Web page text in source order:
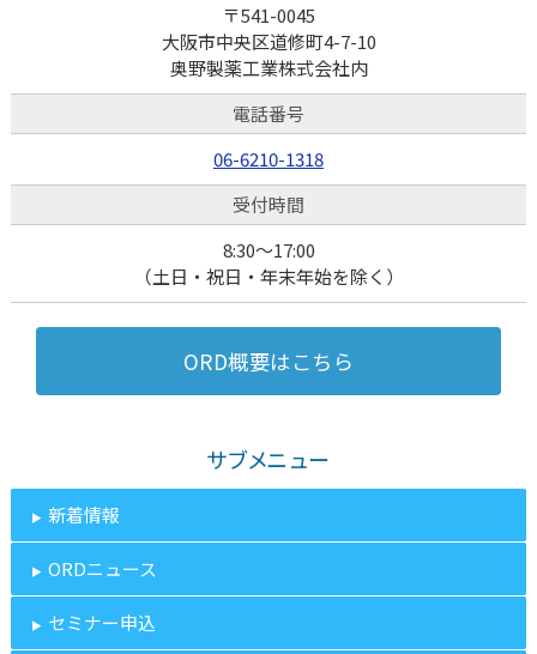
〒541-0045
大阪市中央区道修町4-7-10
奥野製薬工業株式会社内
電話番号
06-6210-1318
受付時間
8:30～17:00
（土日・祝日・年末年始を除く）
ORD概要はこちら
サブメニュー
新着情報
ORDニュース
セミナー申込